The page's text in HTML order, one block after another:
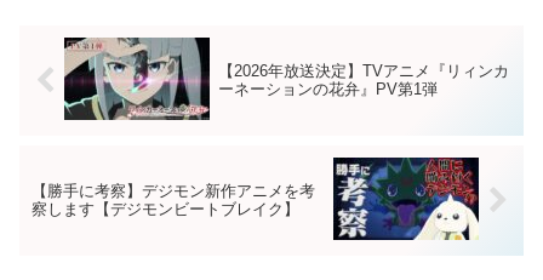
【2026年放送決定】TVアニメ『リィンカ
ーネーションの花弁』PV第1弾
【勝手に考察】デジモン新作アニメを考
察します【デジモンビートブレイク】